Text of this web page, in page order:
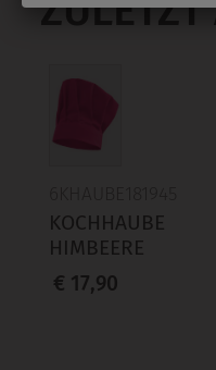
KOCHHAUBE
HIMBEERE
€ 17,90